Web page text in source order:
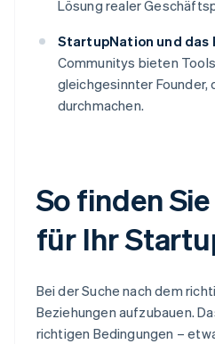
Lösung realer
StartupNation und das
Communitys bieten
gleichgesinnter Founder,
durchmachen.
So finden
für Ihr
Bei der Suche nach dem
Beziehungen aufzubauen.
richtigen Bedingungen –